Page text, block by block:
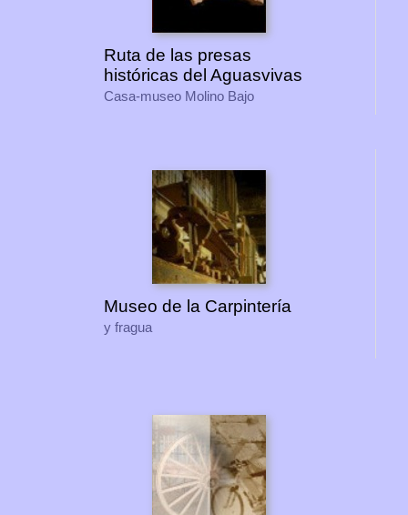
Ruta de las presas
históricas del Aguasvivas
Casa-museo Molino Bajo
Museo de la Carpintería
y fragua